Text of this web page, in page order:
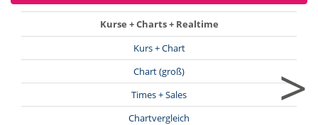
Kurse + Charts + Realtime
Kurs + Chart
Chart (groß)
Times + Sales
Chartvergleich
>